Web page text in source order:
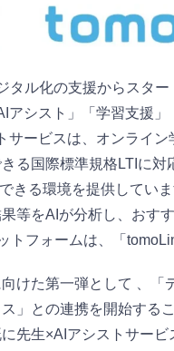
タル化の支援からスタ
アシスト」「学習支援
サービスは、オンライ
る国際標準規格LTIに対
きる環境を提供してい
等をAIが分析し、おす
フォームは、「
けた第一弾として 、「
」との連携を開始する
先生×AIアシストサービ